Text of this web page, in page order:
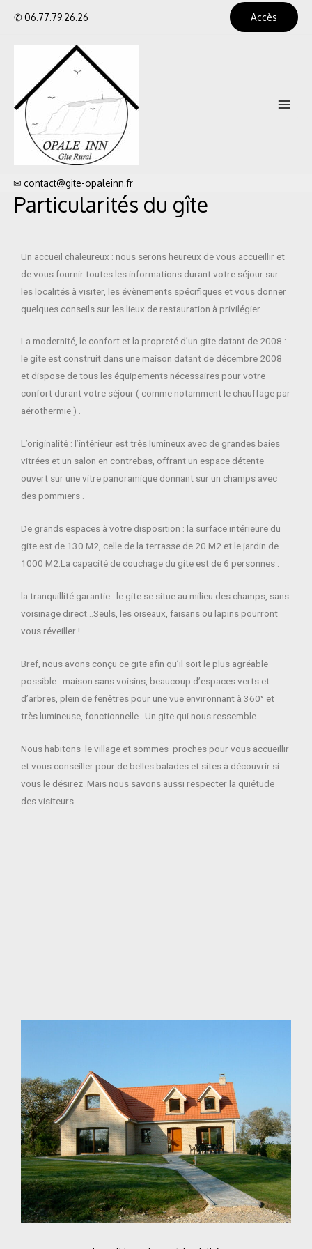
✆06.77.79.26.26 Accès
✉ contact@gite-opaleinn.fr
Particularités du gîte
Un accueil chaleureux : nous serons heureux de vous accueillir et
de vous fournir toutes les informations durant votre séjour sur
les localités à visiter, les évènements spécifiques et vous donner
quelques conseils sur les lieux de restauration à privilégier.
La modernité, le confort et la propreté d’un gite datant de 2008 :
le gite est construit dans une maison datant de décembre 2008
et dispose de tous les équipements nécessaires pour votre
confort durant votre séjour ( comme notamment le chauffage par
aérothermie ) .
L’originalité : l’intérieur est très lumineux avec de grandes baies
vitrées et un salon en contrebas, offrant un espace détente
ouvert sur une vitre panoramique donnant sur un champs avec
des pommiers .
De grands espaces à votre disposition : la surface intérieure du
gite est de 130 M2, celle de la terrasse de 20 M2 et le jardin de
1000 M2.La capacité de couchage du gite est de 6 personnes .
la tranquillité garantie : le gite se situe au milieu des champs, sans
voisinage direct…Seuls, les oiseaux, faisans ou lapins pourront
vous réveiller !
Bref, nous avons conçu ce gite afin qu’il soit le plus agréable
possible : maison sans voisins, beaucoup d’espaces verts et
d’arbres, plein de fenêtres pour une vue environnant à 360° et
très lumineuse, fonctionnelle…Un gite qui nous ressemble .
Nous habitons le village et sommes proches pour vous accueillir
et vous conseiller pour de belles balades et sites à découvrir si
vous le désirez .Mais nous savons aussi respecter la quiétude
des visiteurs .